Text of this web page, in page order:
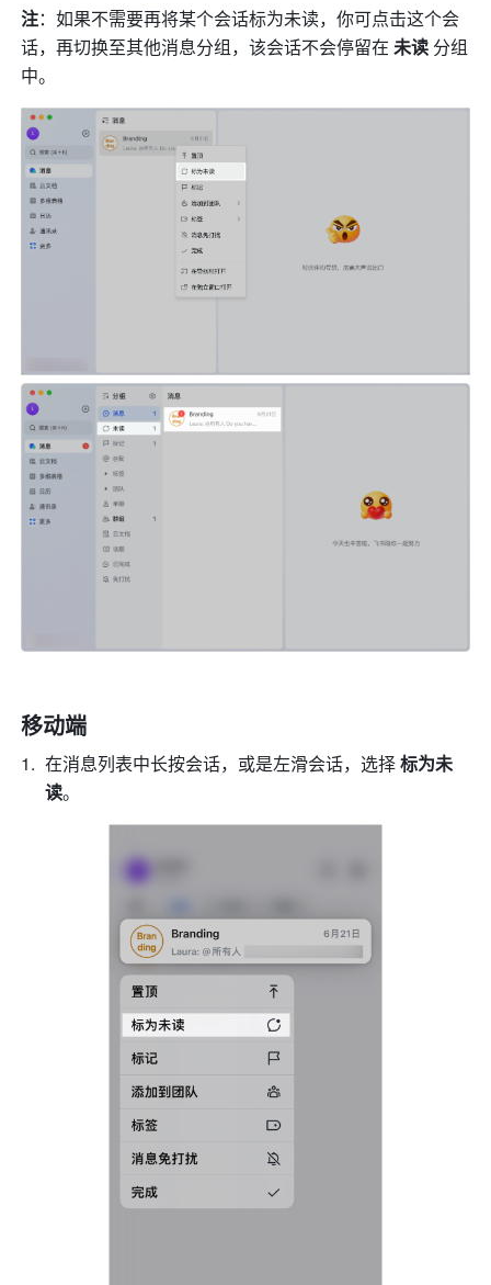
注：如果不需要再将某个会话标为未读，你可点击这个会
话，再切换至其他消息分组，该会话不会停留在 未读 分组
中。
移动端
在消息列表中长按会话，或是左滑会话，选择 标为未
读。